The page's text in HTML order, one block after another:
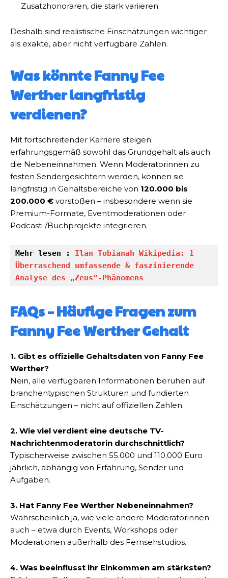
Zusatzhonoraren, die stark variieren.
Deshalb sind realistische Einschätzungen wichtiger
als exakte, aber nicht verfügbare Zahlen.
Was könnte Fanny Fee
Werther langfristig
verdienen?
Mit fortschreitender Karriere steigen
erfahrungsgemäß sowohl das Grundgehalt als auch
die Nebeneinnahmen. Wenn Moderatorinnen zu
festen Sendergesichtern werden, können sie
langfristig in Gehaltsbereiche von 120.000 bis
200.000 € vorstoßen – insbesondere wenn sie
Premium-Formate, Eventmoderationen oder
Podcast-/Buchprojekte integrieren.
Mehr lesen : Ilan Tobianah Wikipedia: 1
Überraschend umfassende & faszinierende
Analyse des „Zeus“-Phänomens
FAQs – Häufige Fragen zum
Fanny Fee Werther Gehalt
1. Gibt es offizielle Gehaltsdaten von Fanny Fee
Werther?
Nein, alle verfügbaren Informationen beruhen auf
branchentypischen Strukturen und fundierten
Einschätzungen – nicht auf offiziellen Zahlen.
2. Wie viel verdient eine deutsche TV-
Nachrichtenmoderatorin durchschnittlich?
Typischerweise zwischen 55.000 und 110.000 Euro
jährlich, abhängig von Erfahrung, Sender und
Aufgaben.
3. Hat Fanny Fee Werther Nebeneinnahmen?
Wahrscheinlich ja, wie viele andere Moderatorinnen
auch – etwa durch Events, Workshops oder
Moderationen außerhalb des Fernsehstudios.
4. Was beeinflusst ihr Einkommen am stärksten?